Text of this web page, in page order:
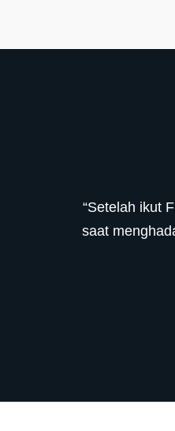
“Setelah ikut
saat